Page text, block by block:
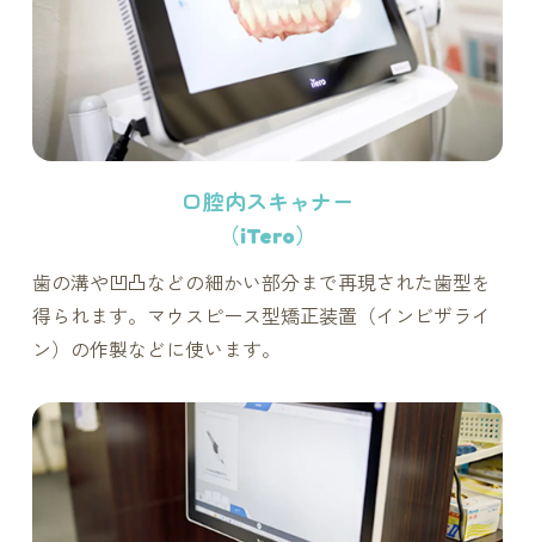
口腔内スキャナー
（iTero）
歯の溝や凹凸などの細かい部分まで再現された歯型を
得られます。マウスピース型矯正装置（インビザライ
ン）の作製などに使います。